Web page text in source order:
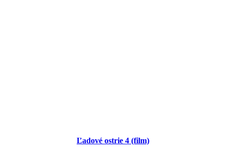
Ľadové ostrie 4 (film)